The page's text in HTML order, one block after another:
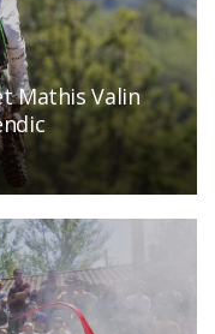
Mathis Valin